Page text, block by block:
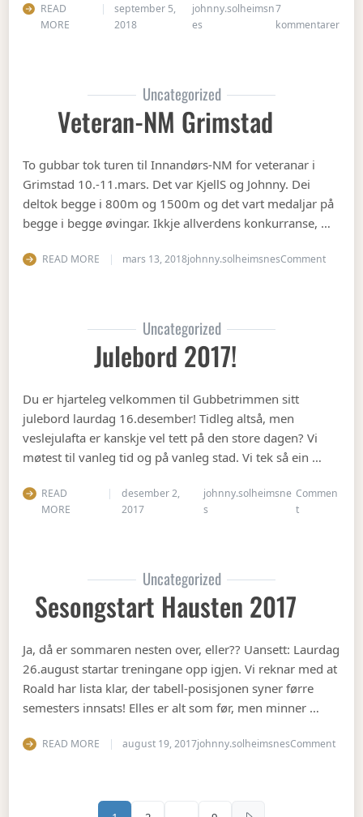
READ
MORE
september 5,
2018
johnny.solheimsn
es
7
kommentarertil
Uncategorized
Veteran-NM Grimstad
To gubbar tok turen til Innandørs-NM for veteranar i
Grimstad 10.-11.mars. Det var KjellS og Johnny. Dei
deltok begge i 800m og 1500m og det vart medaljar på
begge i begge øvingar. Ikkje allverdens konkurranse, …
READ MORE mars 13, 2018johnny.solheimsnesCommenton
Uncategorized
Julebord 2017!
Du er hjarteleg velkommen til Gubbetrimmen sitt
julebord laurdag 16.desember! Tidleg altså, men
veslejulafta er kanskje vel tett på den store dagen? Vi
møtest til vanleg tid og på vanleg stad. Vi tek så ein …
READ
MORE
desember 2,
2017
johnny.solheimsne
s
Commen
ton Julebord
Uncategorized
Sesongstart Hausten 2017
Ja, då er sommaren nesten over, eller?? Uansett: Laurdag
26.august startar treningane opp igjen. Vi reknar med at
Roald har lista klar, der tabell-posisjonen syner førre
semesters innsats! Elles er alt som før, men minner …
READ MORE august 19, 2017johnny.solheimsnesCommenton